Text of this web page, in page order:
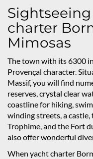
charter
Mimosas
The town with its 6300
Provençal character.
Massif, you will find
reserves, crystal clear
coastline for hiking,
winding streets, a
Trophime, and the Fort
also offer wonderful
When yacht charter